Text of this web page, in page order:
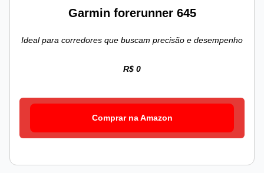
Garmin forerunner 645
Ideal para corredores que buscam precisão e desempenho
R$ 0
Comprar na Amazon